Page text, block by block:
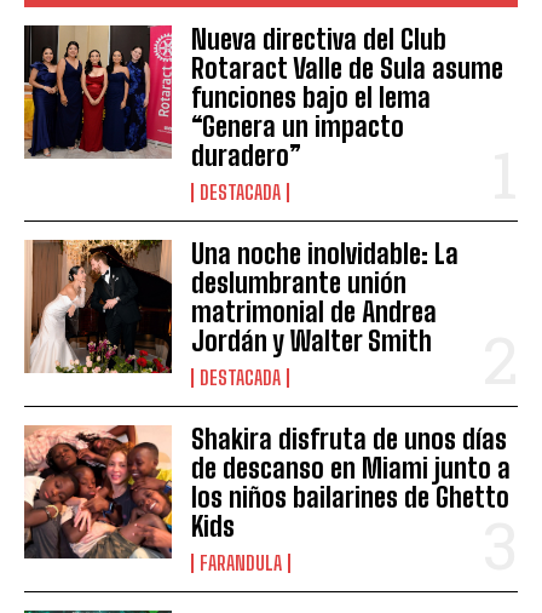
Nueva directiva del Club
Rotaract Valle de Sula asume
funciones bajo el lema
“Genera un impacto
duradero”
DESTACADA
Una noche inolvidable: La
deslumbrante unión
matrimonial de Andrea
Jordán y Walter Smith
DESTACADA
Shakira disfruta de unos días
de descanso en Miami junto a
los niños bailarines de Ghetto
Kids
FARANDULA